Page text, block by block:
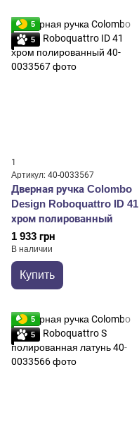
5
5
1
Артикул: 40-0033567
Дверная ручка Colombo
Design Roboquattro ID 41
хром полированный
1 933 грн
В наличии
Купить
5
5